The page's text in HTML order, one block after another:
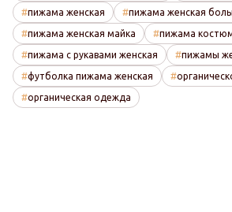
пижама женская пижама женская
пижама женская майка пижама
пижама с рукавами женская пижамы
футболка пижама женская
органическая одежда